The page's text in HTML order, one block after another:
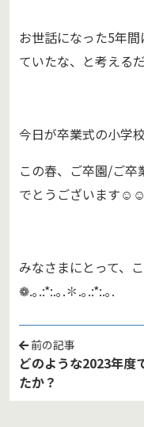
お世話になった5年
ていたな、と考える
今日が卒業式の小学
この春、ご卒園/ご卒
でとうございます
みなさまにとって、
❁.｡.:*:.｡.✽.｡.:*:.｡.
前の記事
どのような2023年度
たか？